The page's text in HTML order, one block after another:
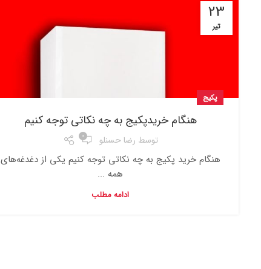
23
تیر
پکیج
هنگام خریدپکیج به چه نکاتی توجه کنیم
توسط رضا حسنلو 0
هنگام خرید پکیج به چه نکاتی توجه کنیم یکی از دغدغه‌های
همه ...
ادامه مطلب